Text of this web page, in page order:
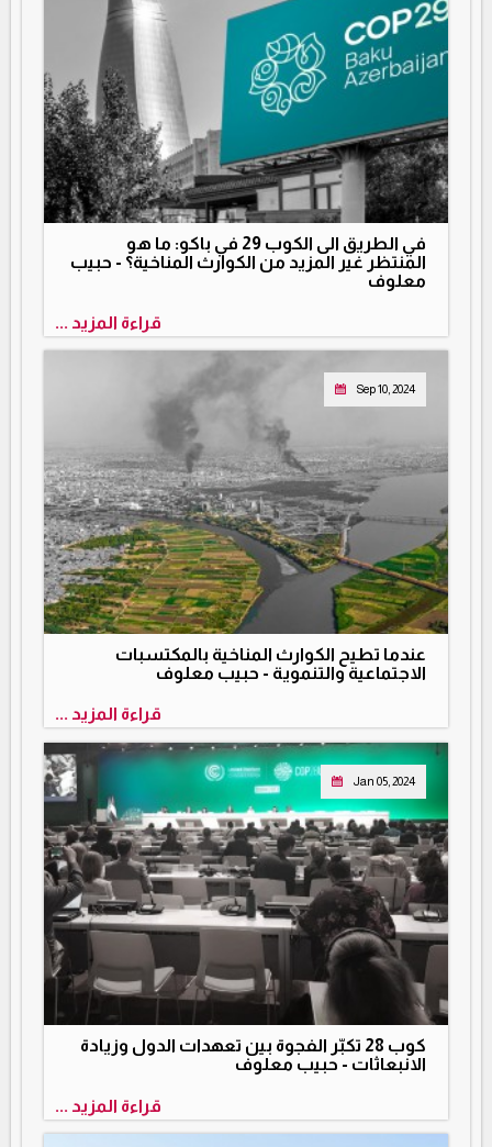
في الطريق الى الكوب 29 في باكو: ما هو
المنتظر غير المزيد من الكوارث المناخية؟ - حبيب
معلوف
قراءة المزيد ...
Sep 10, 2024
عندما تطيح الكوارث المناخية بالمكتسبات
الاجتماعية والتنموية - حبيب معلوف
قراءة المزيد ...
Jan 05, 2024
كوب 28 تكبّر الفجوة بين تعهدات الدول وزيادة
الانبعاثات‪ - ‬حبيب معلوف
قراءة المزيد ...